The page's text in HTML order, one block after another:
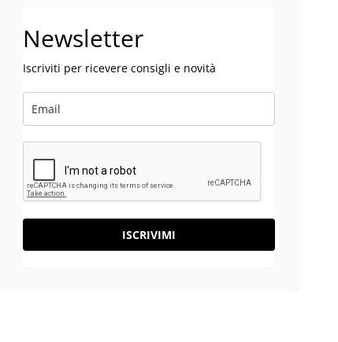
Newsletter
Iscriviti per ricevere consigli e novità
ISCRIVIMI